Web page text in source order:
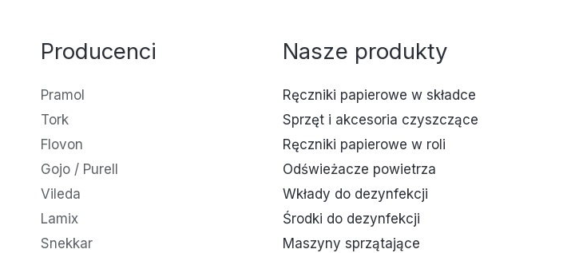
Producenci
Pramol
Tork
Flovon
Gojo / Purell
Vileda
Lamix
Snekkar
Nasze produkty
Ręczniki papierowe w składce
Sprzęt i akcesoria czyszczące
Ręczniki papierowe w roli
Odświeżacze powietrza
Wkłady do dezynfekcji
Środki do dezynfekcji
Maszyny sprzątające